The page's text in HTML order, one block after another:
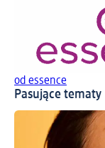
od essence
Pasujące tematy